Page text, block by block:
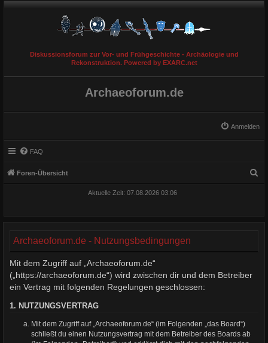
Diskussionsforum zur Vor- und Frühgeschichte - Archäologie und
Rekonstruktion. Powered by EXARC.net
Archaeoforum.de
Anmelden
FAQ
Foren-Übersicht
Aktuelle Zeit: 07.08.2026 03:06
Archaeoforum.de - Nutzungsbedingungen
Mit dem Zugriff auf „Archaeoforum.de“
(„https://archaeoforum.de“) wird zwischen dir und dem Betreiber
ein Vertrag mit folgenden Regelungen geschlossen:
1. NUTZUNGSVERTRAG
Mit dem Zugriff auf „Archaeoforum.de“ (im Folgenden „das Board“)
schließt du einen Nutzungsvertrag mit dem Betreiber des Boards ab